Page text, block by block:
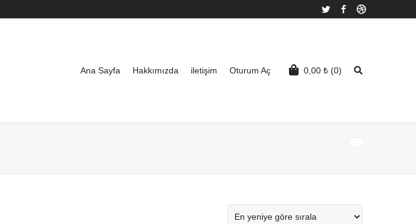
Twitter Facebook
0,00 ₺ (0)
Ana Sayfa Hakkımızda iletişim Oturum Aç